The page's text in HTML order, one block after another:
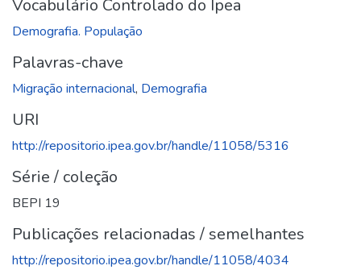
Vocabulário Controlado do Ipea
Demografia. População
Palavras-chave
Migração internacional, Demografia
URI
http://repositorio.ipea.gov.br/handle/11058/5316
Série / coleção
BEPI 19
Publicações relacionadas / semelhantes
http://repositorio.ipea.gov.br/handle/11058/4034